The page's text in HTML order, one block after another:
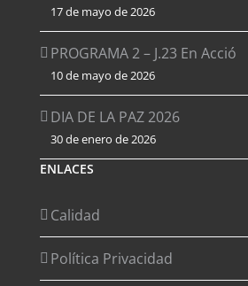
17 de mayo de 2026
PROGRAMA 2 – J.23 En Acció
10 de mayo de 2026
DIA DE LA PAZ 2026
30 de enero de 2026
ENLACES
Calidad
Política Privacidad